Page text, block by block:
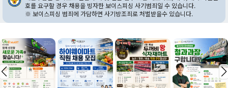
호를 요구할 경우 채용을 빙자한 보이스피싱 사기범죄일 수 있습니다.
※ 보이스피싱 범죄에 가담하면 사기방조죄로 처벌받을수 있습니다.